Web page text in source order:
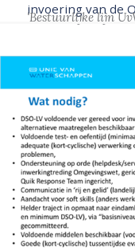
invoering van de
‘Bestuurlijke lijn